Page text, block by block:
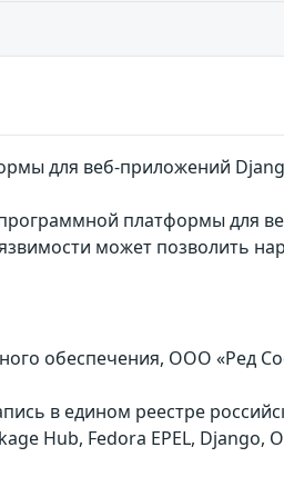
для веб-приложений
платформы для
может позволить
обеспечения, ООО «Ред
в едином реестре
Hub, Fedora EPEL,